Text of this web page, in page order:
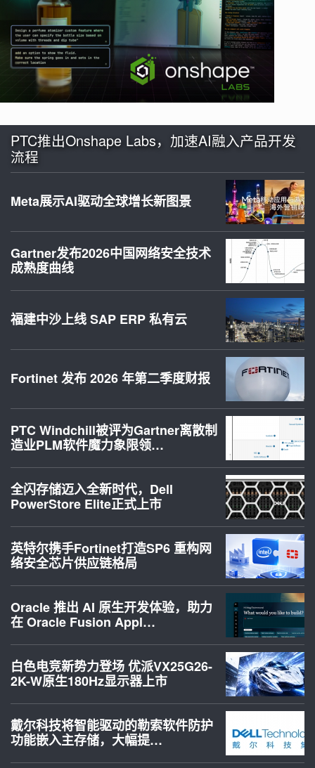
PTC推出Onshape Labs，加速AI融入产品开发
流程
Meta展示AI驱动全球增长新图景
Gartner发布2026中国网络安全技术
成熟度曲线
福建中沙上线 SAP ERP 私有云
Fortinet 发布 2026 年第二季度财报
PTC Windchill被评为Gartner离散制
造业PLM软件魔力象限领…
全闪存储迈入全新时代，Dell
PowerStore Elite正式上市
英特尔携手Fortinet打造SP6 重构网
络安全芯片供应链格局
Oracle 推出 AI 原生开发体验，助力
在 Oracle Fusion Appl…
白色电竞新势力登场 优派VX25G26-
2K-W原生180Hz显示器上市
戴尔科技将智能驱动的勒索软件防护
功能嵌入主存储，大幅提…